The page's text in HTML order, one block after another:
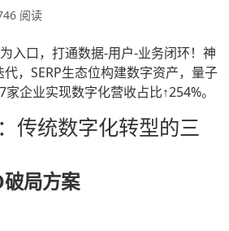
阅读
为入口，打通数据-用户-业务闭环！神
，SERP生态位构建数字资产，量子
企业实现数字化营收占比↑254%。
传统数字化转型的三
破局方案